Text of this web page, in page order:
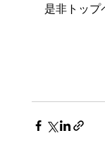
是非トップ